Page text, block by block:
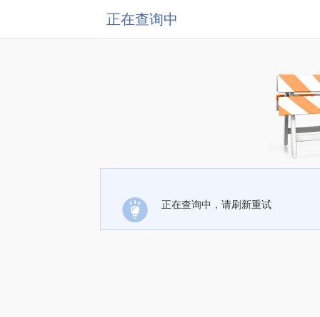
正在查询中
正在查询中，请刷新重试